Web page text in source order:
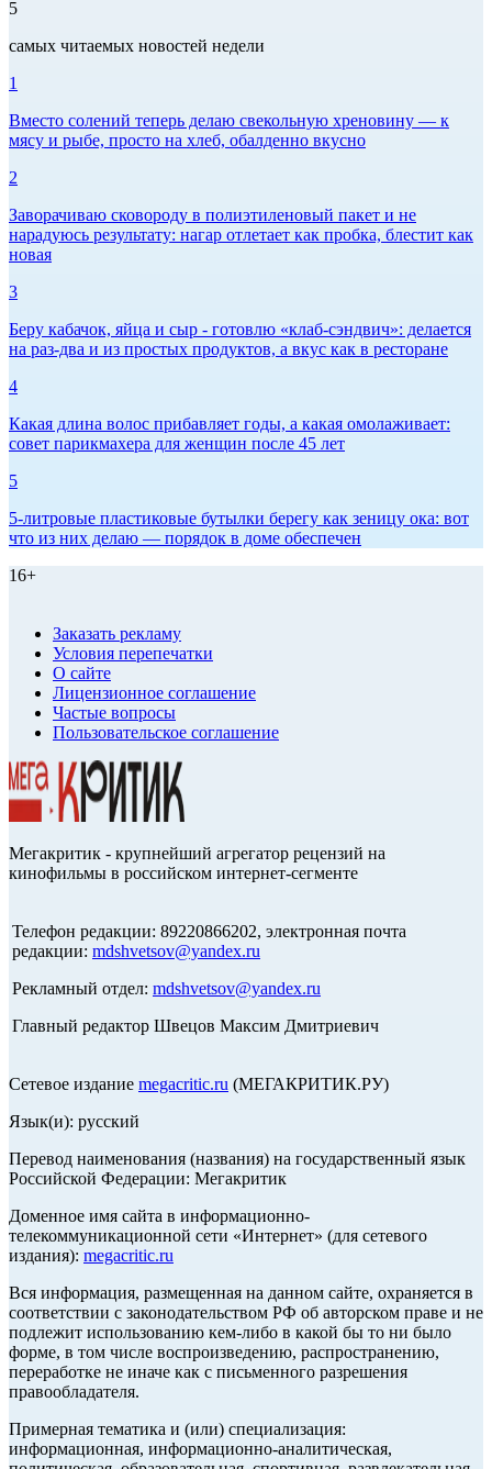
5
самых читаемых новостей недели
1
Вместо солений теперь делаю свекольную хреновину — к
мясу и рыбе, просто на хлеб, обалденно вкусно
2
Заворачиваю сковороду в полиэтиленовый пакет и не
нарадуюсь результату: нагар отлетает как пробка, блестит как
новая
3
Беру кабачок, яйца и сыр - готовлю «клаб-сэндвич»: делается
на раз-два и из простых продуктов, а вкус как в ресторане
4
Какая длина волос прибавляет годы, а какая омолаживает:
совет парикмахера для женщин после 45 лет
5
5-литровые пластиковые бутылки берегу как зеницу ока: вот
что из них делаю — порядок в доме обеспечен
16+
Заказать рекламу
Условия перепечатки
О сайте
Лицензионное соглашение
Частые вопросы
Пользовательское соглашение
Мегакритик - крупнейший агрегатор рецензий на
кинофильмы в российском интернет-сегменте
Телефон редакции: 89220866202, электронная почта
редакции: mdshvetsov@yandex.ru
Рекламный отдел: mdshvetsov@yandex.ru
Главный редактор Швецов Максим Дмитриевич
Сетевое издание megacritic.ru (МЕГАКРИТИК.РУ)
Язык(и): русский
Перевод наименования (названия) на государственный язык
Российской Федерации: Мегакритик
Доменное имя сайта в информационно-
телекоммуникационной сети «Интернет» (для сетевого
издания): megacritic.ru
Вся информация, размещенная на данном сайте, охраняется в
соответствии с законодательством РФ об авторском праве и не
подлежит использованию кем-либо в какой бы то ни было
форме, в том числе воспроизведению, распространению,
переработке не иначе как с письменного разрешения
правообладателя.
Примерная тематика и (или) специализация:
информационная, информационно-аналитическая,